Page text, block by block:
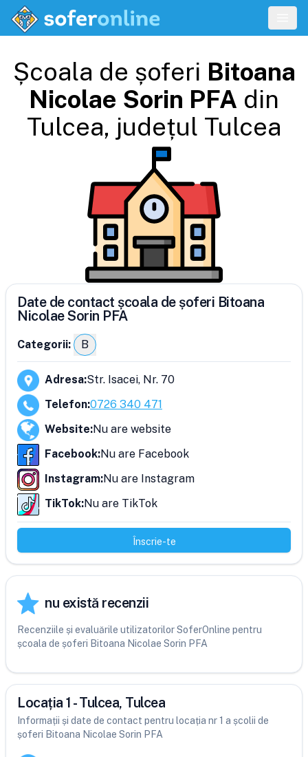
Școala de șoferi Bitoana
Nicolae Sorin PFA din
Tulcea, județul Tulcea
Date de contact școala de șoferi Bitoana
Nicolae Sorin PFA
Categorii: B
Adresa:Str. Isacei, Nr. 70
Telefon:0726 340 471
Website:Nu are website
Facebook:Nu are Facebook
Instagram:Nu are Instagram
TikTok:Nu are TikTok
Înscrie-te
nu există recenzii
Recenziile și evaluările utilizatorilor SoferOnline pentru
școala de șoferi Bitoana Nicolae Sorin PFA
Locația 1 - Tulcea, Tulcea
Informații și date de contact pentru locația nr 1 a școlii de
șoferi Bitoana Nicolae Sorin PFA